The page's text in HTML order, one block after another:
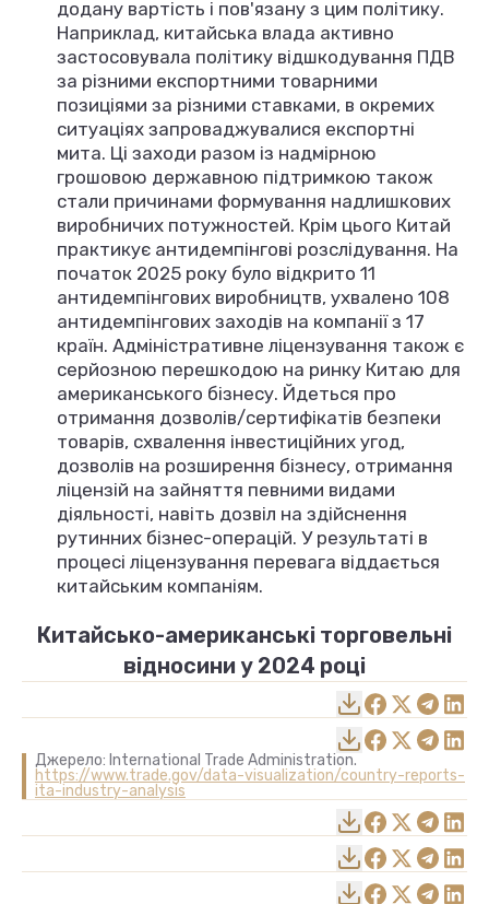
додану вартість і пов'язану з цим політику.
Наприклад, китайська влада активно
застосовувала політику відшкодування ПДВ
за різними експортними товарними
позиціями за різними ставками, в окремих
ситуаціях запроваджувалися експортні
мита. Ці заходи разом із надмірною
грошовою державною підтримкою також
стали причинами формування надлишкових
виробничих потужностей. Крім цього Китай
практикує антидемпінгові розслідування. На
початок 2025 року було відкрито 11
антидемпінгових виробництв, ухвалено 108
антидемпінгових заходів на компанії з 17
країн. Адміністративне ліцензування також є
серйозною перешкодою на ринку Китаю для
американського бізнесу. Йдеться про
отримання дозволів/сертифікатів безпеки
товарів, схвалення інвестиційних угод,
дозволів на розширення бізнесу, отримання
ліцензій на зайняття певними видами
діяльності, навіть дозвіл на здійснення
рутинних бізнес-операцій. У результаті в
процесі ліцензування перевага віддається
китайським компаніям.
Китайсько-американські торговельні
відносини у 2024 році
Джерело: International Trade Administration.
https://www.trade.gov/data-visualization/country-reports-
ita-industry-analysis